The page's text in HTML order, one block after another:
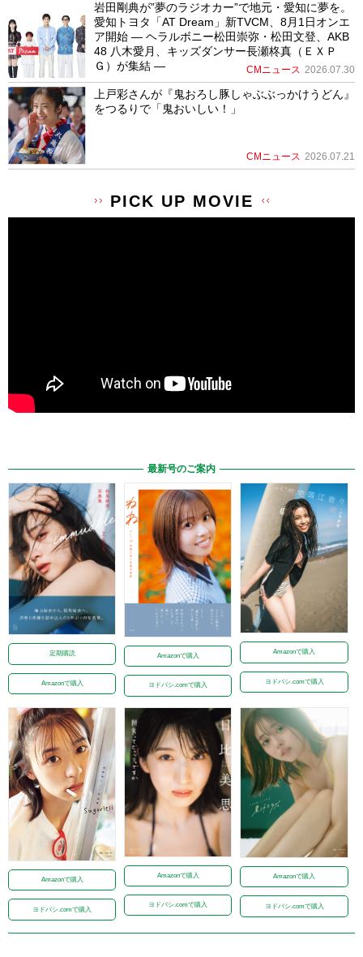
岩田剛典が”夢のラジオカー”で地元・愛知に夢を。
愛知トヨタ「AT Dream」新TVCM、8月1日オンエ
ア開始 ― ヘラルボニー松田崇弥・松田文登、AKB
48 八木愛月、キッズダンサー長瀬柊真（ＥＸＰ
Ｇ）が集結 ―
CMニュース 2026.07.30
上戸彩さんが『鬼おろし豚しゃぶぶっかけうどん』
をつるりで「鬼おいしい！」
CMニュース 2026.07.21
PICK UP MOVIE
最新号のご案内
定期購読
Amazonで購入
Amazonで購入
ヨドバシ.comで購入
Amazonで購入
ヨドバシ.comで購入
Amazonで購入
ヨドバシ.comで購入
Amazonで購入
ヨドバシ.comで購入
Amazonで購入
ヨドバシ.comで購入